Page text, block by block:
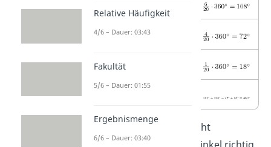
Tanzen
Handball
Tipp:
Du kannst ganz leicht
Relative Häufigkeit
4/6 – Dauer: 03:43
Fakultät
5/6 – Dauer: 01:55
Ergebnismenge
6/6 – Dauer: 03:40